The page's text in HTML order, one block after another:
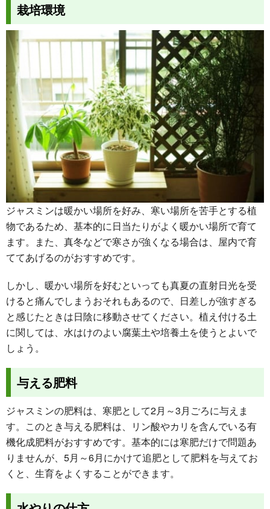
栽培環境
ジャスミンは暖かい場所を好み、寒い場所を苦手とする植
物であるため、基本的に日当たりがよく暖かい場所で育て
ます。また、真冬などで寒さが強くなる場合は、屋内で育
ててあげるのがおすすめです。
しかし、暖かい場所を好むといっても真夏の直射日光を受
けると痛んでしまうおそれもあるので、日差しが強すぎる
と感じたときは日陰に移動させてください。植え付ける土
に関しては、水はけのよい腐葉土や培養土を使うとよいで
しょう。
与える肥料
ジャスミンの肥料は、寒肥として2月～3月ごろに与えま
す。このとき与える肥料は、リン酸やカリを含んでいる有
機化成肥料がおすすめです。基本的には寒肥だけで問題あ
りませんが、5月～6月にかけて追肥として肥料を与えてお
くと、生育をよくすることができます。